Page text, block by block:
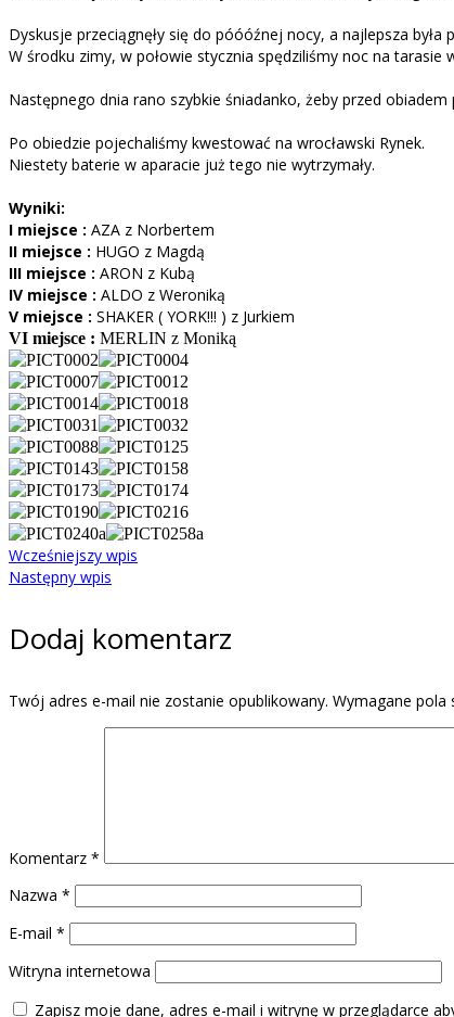
Dyskusje przeciągnęły się do póóóźnej nocy, a najlepsza
W środku zimy, w połowie stycznia spędziliśmy noc na
Następnego dnia rano szybkie śniadanko, żeby przed
Po obiedzie pojechaliśmy kwestować na wrocławski Rynek.
Niestety baterie w aparacie już tego nie wytrzymały.
Wyniki:
I miejsce : AZA z Norbertem
II miejsce : HUGO z Magdą
III miejsce : ARON z Kubą
IV miejsce : ALDO z Weroniką
V miejsce : SHAKER ( YORK!!! ) z Jurkiem
VI miejsce : MERLIN z Moniką
Wcześniejszy wpis
Następny wpis
Dodaj komentarz
Twój adres e-mail nie zostanie opublikowany. Wymagane pola
Komentarz *
Nazwa *
E-mail *
Witryna internetowa
Zapisz moje dane, adres e-mail i witrynę w przeglądarce